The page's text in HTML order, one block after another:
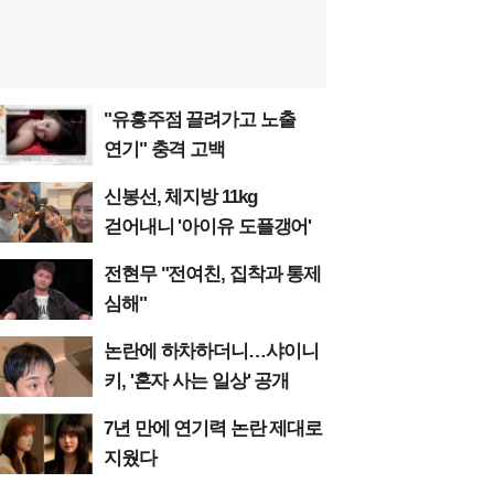
"유흥주점 끌려가고 노출
연기" 충격 고백
신봉선, 체지방 11kg
걷어내니 '아이유 도플갱어'
전현무 "전여친, 집착과 통제
심해"
논란에 하차하더니…샤이니
키, '혼자 사는 일상' 공개
7년 만에 연기력 논란 제대로
지웠다